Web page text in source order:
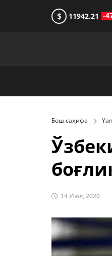
$ 11942.21 -
Бош саҳифа
14 Июл, 2020